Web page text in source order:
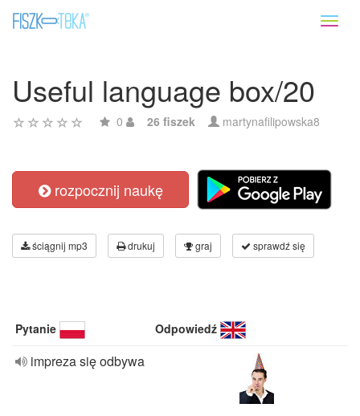
Useful language box/20
0 26 fiszek martynafilipowska8
rozpocznij naukę
ściągnij mp3 drukuj graj sprawdź się
Pytanie Odpowiedź
impreza się odbywa